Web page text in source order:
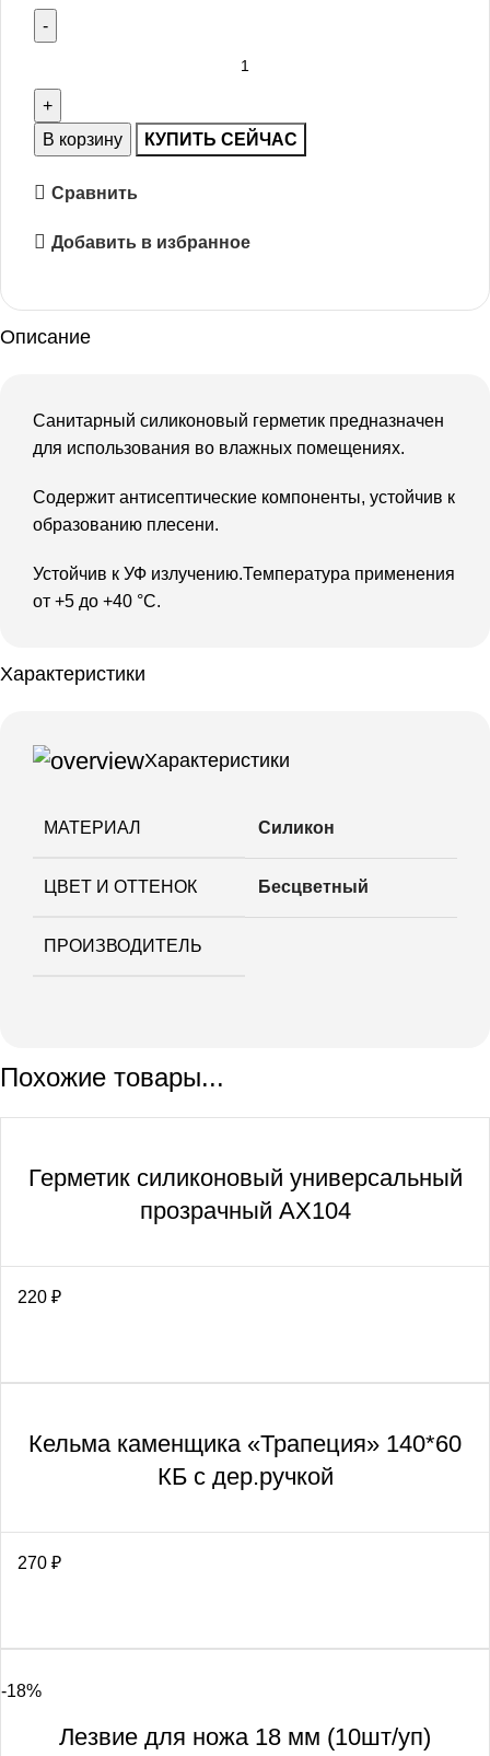
В корзину КУПИТЬ СЕЙЧАС
Сравнить
Добавить в избранное
Описание
Санитарный силиконовый герметик предназначен
для использования во влажных помещениях.
Содержит антисептические компоненты, устойчив к
образованию плесени.
Устойчив к УФ излучению.Температура применения
от +5 до +40 °C.
Характеристики
Характеристики
МАТЕРИАЛ Силикон
ЦВЕТ И ОТТЕНОК Бесцветный
ПРОИЗВОДИТЕЛЬ
Похожие товары...
Герметик силиконовый универсальный
прозрачный АХ104
220 ₽
Кельма каменщика «Трапеция» 140*60
КБ с дер.ручкой
270 ₽
-18%
Лезвие для ножа 18 мм (10шт/уп)